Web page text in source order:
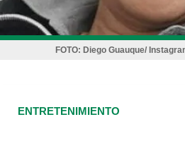
FOTO: Diego Guauque/
ENTRETENIMIENTO